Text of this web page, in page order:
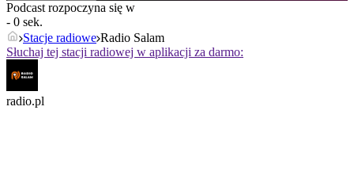
Podcast rozpoczyna się w
- 0 sek.
Stacje radiowe Radio Salam
Słuchaj tej stacji radiowej w aplikacji za darmo:
radio.pl